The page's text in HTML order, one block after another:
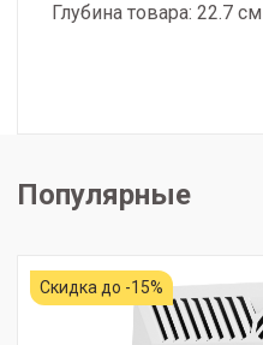
Глубина товара: 22.7 см
Популярные
Скидка до -15%